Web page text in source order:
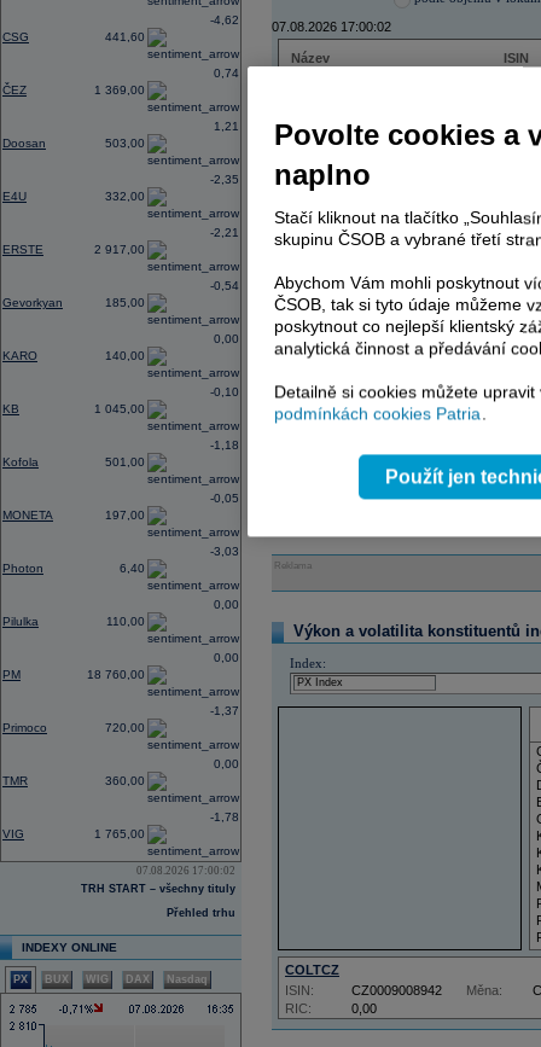
CSG 441,60
-4,62
ČEZ 1 369,00
0,74
Doosan 503,00
1,21
E4U 332,00
-2,35
ERSTE 2 917,00
-2,21
Gevorkyan 185,00
-0,54
KARO 140,00
0,00
KB 1 045,00
-0,10
Kofola 501,00
-1,18
MONETA 197,00
-0,05
Photon 6,40
-3,03
Pilulka 110,00
0,00
PM 18 760,00
0,00
Primoco 720,00
-1,37
TMR 360,00
0,00
VIG 1 765,00
-1,78
07.08.2026 17:00:02
TRH START – všechny tituly
Přehled trhu
INDEXY ONLINE
PX BUX WIG DAX Nasdaq
07.08.2026 17:00:02
Název
ISIN
ERSTE BANK
TMR
AD index - vývoj
Region
Reklama
Výkon a volatilita konstituentů
Index:
COLTCZ
RIC: 0,00
ISIN: CZ0009008942 Měna:
Povolte cookies a
naplno
Stačí kliknout na tlačítko
skupinu ČSOB a vybrané třetí
Abychom Vám mohli poskytnout
ČSOB, tak si tyto údaje můžeme
poskytnout co nejlepší klientský
analytická činnost a předávání
Detailně si cookies můžete
podmínkách cookies Patria.
Použít jen